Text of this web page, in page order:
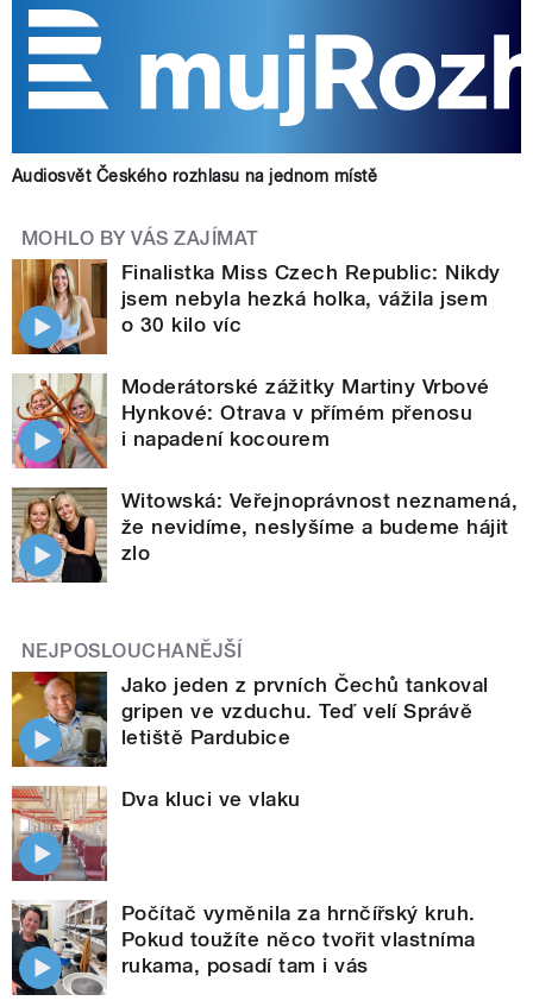
Audiosvět Českého rozhlasu na jednom místě
MOHLO BY VÁS ZAJÍMAT
Finalistka Miss Czech Republic: Nikdy
jsem nebyla hezká holka, vážila jsem
o 30 kilo víc
Moderátorské zážitky Martiny Vrbové
Hynkové: Otrava v přímém přenosu
i napadení kocourem
Witowská: Veřejnoprávnost neznamená,
že nevidíme, neslyšíme a budeme hájit
zlo
NEJPOSLOUCHANĚJŠÍ
Jako jeden z prvních Čechů tankoval
gripen ve vzduchu. Teď velí Správě
letiště Pardubice
Dva kluci ve vlaku
Počítač vyměnila za hrnčířský kruh.
Pokud toužíte něco tvořit vlastníma
rukama, posadí tam i vás